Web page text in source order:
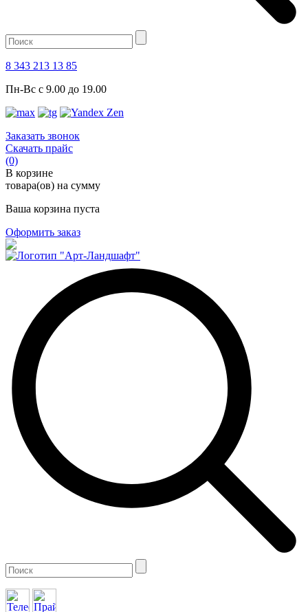
8 343 213 13 85
Пн-Вс с 9.00 до 19.00
Заказать звонок
Скачать прайс
(0)
В корзине
товара(ов) на сумму
Ваша корзина пуста
Оформить заказ